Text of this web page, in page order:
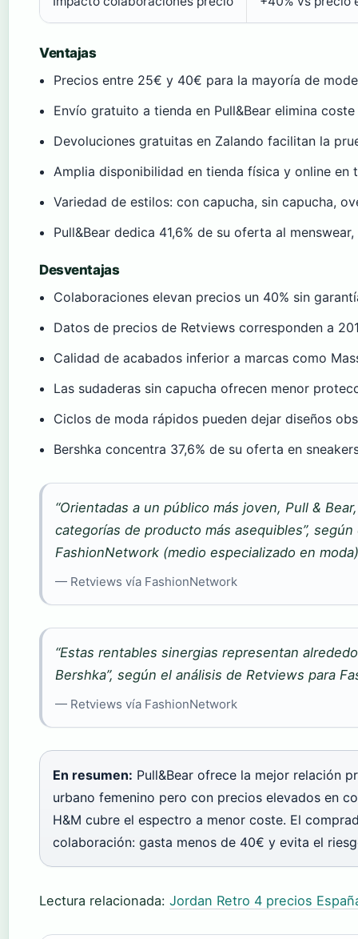
Ventajas
Precios entre 25€ y 40€ para la mayoría de
Envío gratuito a tienda en Pull&Bear elimina
Devoluciones gratuitas en Zalando facilitan la
Amplia disponibilidad en tienda física y online en
Variedad de estilos: con capucha, sin capucha,
Pull&Bear dedica 41,6% de su oferta al
Desventajas
Colaboraciones elevan precios un 40% sin
Datos de precios de Retviews corresponden a
Calidad de acabados inferior a marcas como
Las sudaderas sin capucha ofrecen menor
Ciclos de moda rápidos pueden dejar diseños
Bershka concentra 37,6% de su oferta en
“Orientadas a un público más joven, Pull &
categorías de producto más asequibles”,
FashionNetwork (medio especializado en
— Retviews vía FashionNetwork
“Estas rentables sinergias representan
Bershka”, según el análisis de Retviews para
— Retviews vía FashionNetwork
En resumen: Pull&Bear ofrece la mejor relación
urbano femenino pero con precios elevados en
H&M cubre el espectro a menor coste. El
colaboración: gasta menos de 40€ y evita el
Lectura relacionada: Jordan Retro 4 precios